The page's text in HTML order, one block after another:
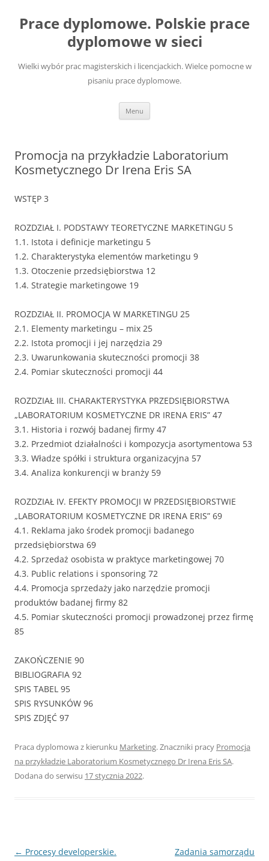
treści
Prace dyplomowe. Polskie prace
dyplomowe w sieci
Wielki wybór prac magisterskich i licencjackich. Wielce pomocne w
pisaniu prace dyplomowe.
Menu
Promocja na przykładzie Laboratorium
Kosmetycznego Dr Irena Eris SA
WSTĘP 3
ROZDZIAŁ I. PODSTAWY TEORETYCZNE MARKETINGU 5
1.1. Istota i definicje marketingu 5
1.2. Charakterystyka elementów marketingu 9
1.3. Otoczenie przedsiębiorstwa 12
1.4. Strategie marketingowe 19
ROZDZIAŁ II. PROMOCJA W MARKETINGU 25
2.1. Elementy marketingu – mix 25
2.2. Istota promocji i jej narzędzia 29
2.3. Uwarunkowania skuteczności promocji 38
2.4. Pomiar skuteczności promocji 44
ROZDZIAŁ III. CHARAKTERYSTYKA PRZEDSIĘBIORSTWA
„LABORATORIUM KOSMETYCZNE DR IRENA ERIS” 47
3.1. Historia i rozwój badanej firmy 47
3.2. Przedmiot działalności i kompozycja asortymentowa 53
3.3. Władze spółki i struktura organizacyjna 57
3.4. Analiza konkurencji w branży 59
ROZDZIAŁ IV. EFEKTY PROMOCJI W PRZEDSIĘBIORSTWIE
„LABORATORIUM KOSMETYCZNE DR IRENA ERIS” 69
4.1. Reklama jako środek promocji badanego
przedsiębiorstwa 69
4.2. Sprzedaż osobista w praktyce marketingowej 70
4.3. Public relations i sponsoring 72
4.4. Promocja sprzedaży jako narzędzie promocji
produktów badanej firmy 82
4.5. Pomiar skuteczności promocji prowadzonej przez firmę
85
ZAKOŃCZENIE 90
BIBLIOGRAFIA 92
SPIS TABEL 95
SPIS RYSUNKÓW 96
SPIS ZDJĘĆ 97
Praca dyplomowa z kierunku Marketing. Znaczniki pracy Promocja
na przykładzie Laboratorium Kosmetycznego Dr Irena Eris SA.
Dodana do serwisu 17 stycznia 2022.
Nawigacja
← Procesy developerskie.
Zadania samorządu